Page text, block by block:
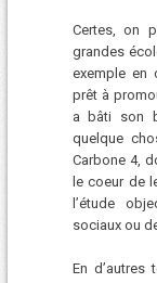
Certes, on
grandes
exemple en
prêt à
a bâti son
quelque
Carbone 4,
le coeur de
l’étude
sociaux ou
En d’autres